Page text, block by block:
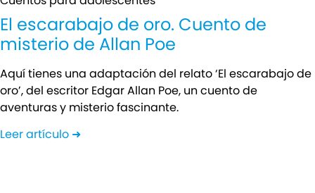
El escarabajo de oro. Cuento de
misterio de Allan Poe
Aquí tienes una adaptación del relato ‘El escarabajo de
oro’, del escritor Edgar Allan Poe, un cuento de
aventuras y misterio fascinante.
Leer artículo ➜